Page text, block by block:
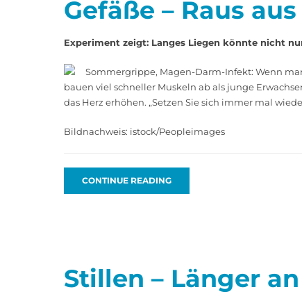
Gefäße – Raus
Experiment zeigt: Langes Liegen könnte nicht
Sommergrippe, Magen-Darm-­Infekt: Wenn
bauen viel schneller Muskeln ab als junge
das Herz erhöhen. „Setzen Sie sich immer mal
Bildnachweis: istock/Peopleimages
CONTINUE READING
Stillen – Länger